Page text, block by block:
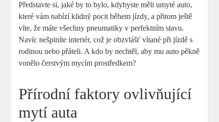
Představte si, jaké by to bylo, kdybyste měli umyté auto,
které vám nabízí klidný pocit během jízdy, a přitom ještě
víte, že máte všechny pneumatiky v perfektním stavu.
Navíc nešpiníte interiér, což je obzvlášť vítané při jízdě s
rodinou nebo přáteli. A kdo by nechtěl, aby mu auto pěkně
vonělo čerstvým mycím prostředkem?
Přírodní faktory ovlivňující
mytí auta